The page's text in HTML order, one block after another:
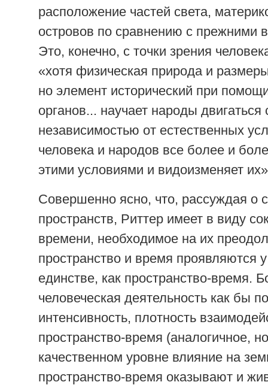
расположение частей света,
островов по сравнению с прежними
Это, конечно, с точки зрения
«хотя физическая природа и
но элемент исторический при
органов... научает народы
независимостью от естественных
человека и народов все более и
этими условиями и видоизменяет
Совершенно ясно, что, рассуждая о
пространств, Риттер имеет в виду
времени, необходимое на их
пространство и время проявляются
единстве, как пространство-время.
человеческая деятельность как бы
интенсивность, плотность
пространство-время (аналогичное,
качественном уровне влияние на
пространство-время оказывают и